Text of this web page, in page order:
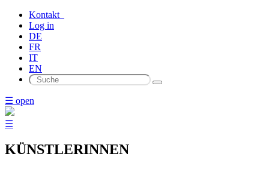
Kontakt
Log in
DE
FR
IT
EN
☰ open
☰
KÜNSTLERINNEN